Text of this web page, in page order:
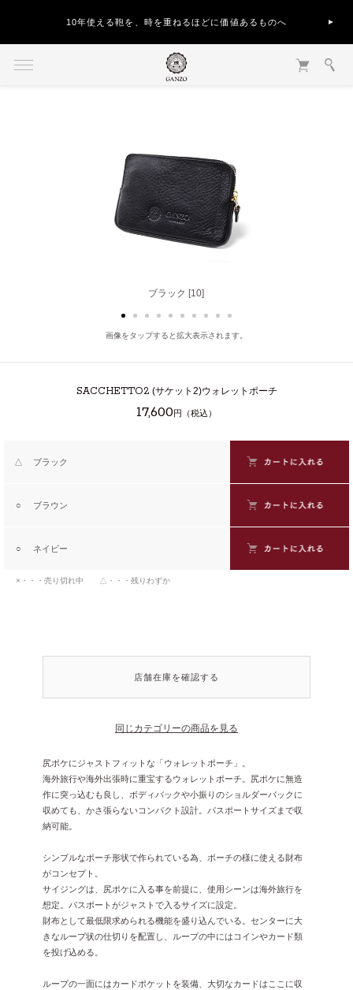
10年使える鞄を、時を重ねるほどに価値あるものへ
ブラック [10]
ブラウン [50]
画像をタップすると拡大表示されます。
SACCHETTO2 (サケット2)ウォレットポーチ
17,600円（税込）
△ ブラック
○ ブラウン
○ ネイビー
×・・・売り切れ中 △・・・残りわずか
店舗在庫を確認する
同じカテゴリーの商品を見る
尻ポケにジャストフィットな「ウォレットポーチ」。
海外旅行や海外出張時に重宝するウォレットポーチ。尻ポケに無造
作に突っ込むも良し、ボディバックや小振りのショルダーバックに
収めても、かさ張らないコンパクト設計。パスポートサイズまで収
納可能。
シンプルなポーチ形状で作られている為、ポーチの様に使える財布
がコンセプト。
サイジングは、尻ポケに入る事を前提に、使用シーンは海外旅行を
想定。パスポートがジャストで入るサイズに設定。
財布として最低限求められる機能を盛り込んでいる。センターに大
きなループ状の仕切りを配置し、ループの中にはコインやカード類
を投げ込める。
ループの一面にはカードポケットを装備、大切なカードはここに収